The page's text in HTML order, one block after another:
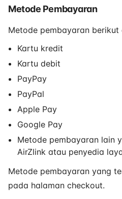
Metode Pembayaran
Metode pembayaran
Kartu kredit
Kartu debit
PayPay
PayPal
Apple Pay
Google Pay
Metode pembayaran lain
AirZlink atau penyedia
Metode pembayaran yang
pada halaman checkout.